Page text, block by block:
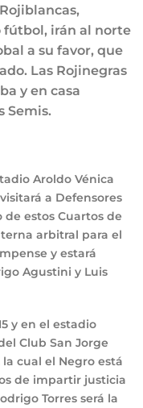
fútbol, irán al norte
a su favor, que
Las Rojinegras
y en casa
Semis.
Aroldo Vénica
a Defensores
estos Cuartos de
terna arbitral para el
y estará
Agustini y Luis
y en el estadio
Club San Jorge
cual el Negro está
de impartir justicia
Torres será la